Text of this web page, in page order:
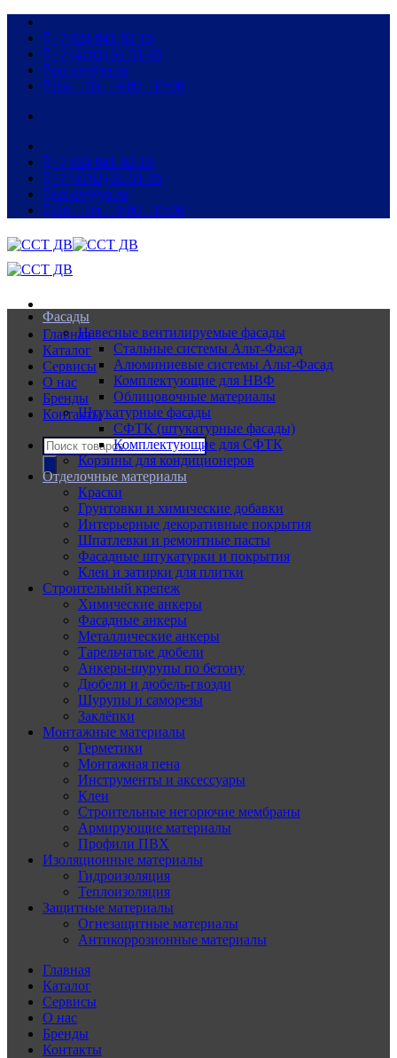
Пропустить
+7 924 841-82-16
+7 (4162) 51-51-85
cct-dv@ya.ru
Пн. - Пт. - 9:00 - 17:00
+7 924 841-82-16
+7 (4162) 51-51-85
cct-dv@ya.ru
Пн. - Пт. - 9:00 - 17:00
Главная
Каталог
Сервисы
О нас
Бренды
Контакты
Поиск
товаров
Фасады
Навесные вентилируемые фасады
Стальные системы Альт-Фасад
Алюминиевые системы Альт-Фасад
Комплектующие для НВФ
Облицовочные материалы
Штукатурные фасады
СФТК (штукатурные фасады)
Комплектующие для СФТК
Корзины для кондиционеров
Отделочные материалы
Краски
Грунтовки и химические добавки
Интерьерные декоративные покрытия
Шпатлевки и ремонтные пасты
Фасадные штукатурки и покрытия
Клеи и затирки для плитки
Строительный крепеж
Химические анкеры
Фасадные анкеры
Металлические анкеры
Тарельчатые дюбели
Анкеры-шурупы по бетону
Дюбели и дюбель-гвозди
Шурупы и саморезы
Заклёпки
Монтажные материалы
Герметики
Монтажная пена
Инструменты и аксессуары
Клеи
Строительные негорючие мембраны
Армирующие материалы
Профили ПВХ
Изоляционные материалы
Гидроизоляция
Теплоизоляция
Защитные материалы
Огнезащитные материалы
Антикоррозионные материалы
Главная
Каталог
Сервисы
О нас
Бренды
Контакты